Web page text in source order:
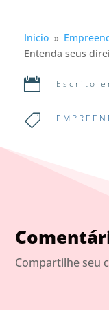
Início 9
Entenda seus
 Escrito

Compartilhe seu